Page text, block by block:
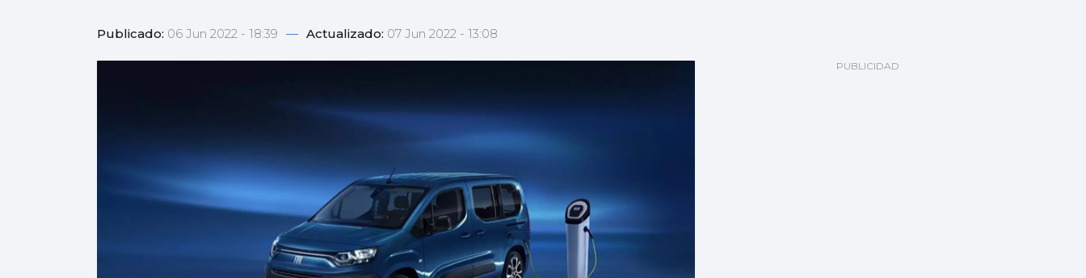
Publicado: 06 Jun 2022 - 18:39 — Actualizado: 07 Jun 2022 - 13:08